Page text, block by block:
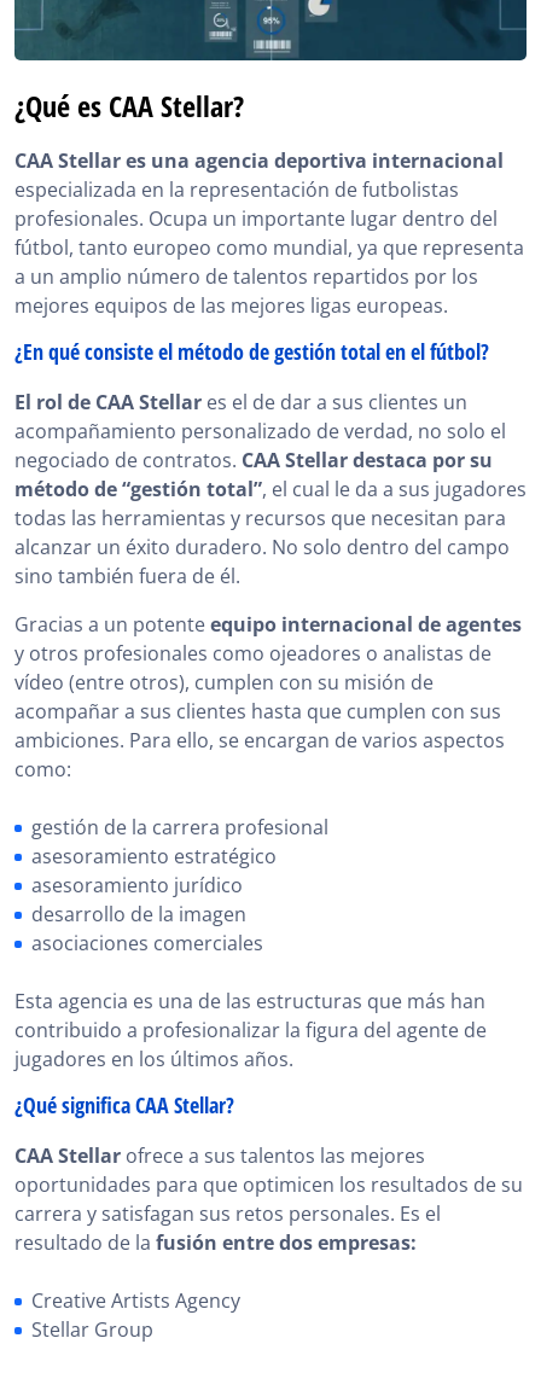
¿Qué es CAA Stellar?
CAA Stellar es una agencia deportiva internacional
especializada en la representación de futbolistas
profesionales. Ocupa un importante lugar dentro del
fútbol, tanto europeo como mundial, ya que representa
a un amplio número de talentos repartidos por los
mejores equipos de las mejores ligas europeas.
¿En qué consiste el método de gestión total en el fútbol?
El rol de CAA Stellar es el de dar a sus clientes un
acompañamiento personalizado de verdad, no solo el
negociado de contratos. CAA Stellar destaca por su
método de “gestión total”, el cual le da a sus jugadores
todas las herramientas y recursos que necesitan para
alcanzar un éxito duradero. No solo dentro del campo
sino también fuera de él.
Gracias a un potenteequipo internacional de agentes
y otros profesionales como ojeadores o analistas de
vídeo (entre otros), cumplen con su misión de
acompañar a sus clientes hasta que cumplen con sus
ambiciones. Para ello, se encargan de varios aspectos
como:
gestión de la carrera profesional
asesoramiento estratégico
asesoramiento jurídico
desarrollo de la imagen
asociaciones comerciales
Esta agencia es una de las estructuras que más han
contribuido a profesionalizar la figura del agente de
jugadores en los últimos años.
¿Qué significa CAA Stellar?
CAA Stellar ofrece a sus talentos las mejores
oportunidades para que optimicen los resultados de su
carrera y satisfagan sus retos personales. Es el
resultado de la fusión entre dos empresas:
Creative Artists Agency
Stellar Group